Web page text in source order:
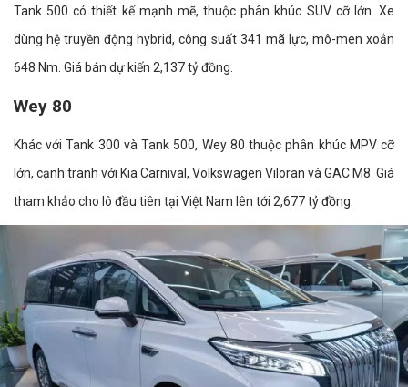
Tank 500 có thiết kế mạnh mẽ, thuộc phân khúc SUV cỡ lớn. Xe
dùng hệ truyền động hybrid, công suất 341 mã lực, mô-men xoắn
648 Nm. Giá bán dự kiến 2,137 tỷ đồng.
Wey 80
Khác với Tank 300 và Tank 500, Wey 80 thuộc phân khúc MPV cỡ
lớn, cạnh tranh với Kia Carnival, Volkswagen Viloran và GAC M8. Giá
tham khảo cho lô đầu tiên tại Việt Nam lên tới 2,677 tỷ đồng.